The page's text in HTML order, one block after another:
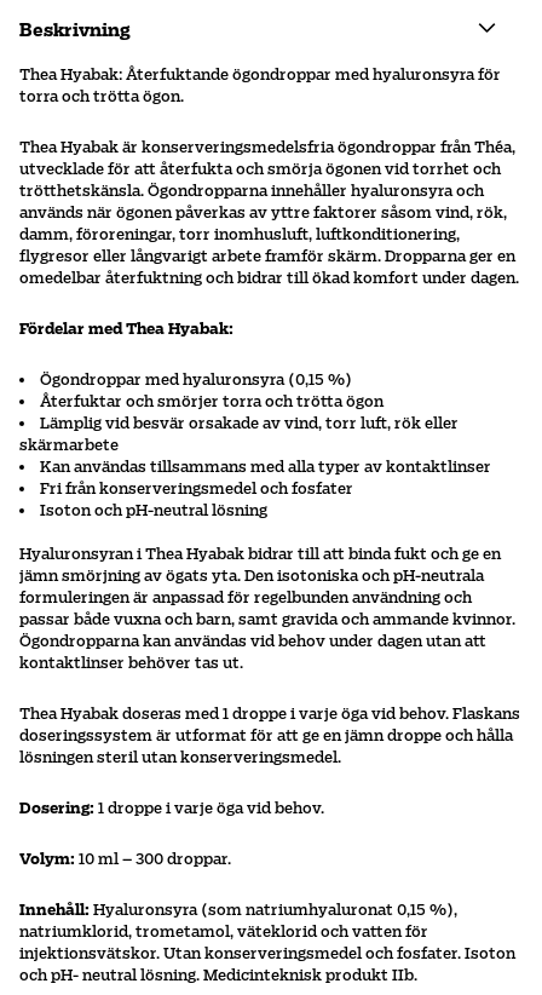
Beskrivning
Thea Hyabak: Återfuktande ögondroppar med hyaluronsyra för
torra och trötta ögon.
Thea Hyabak är konserveringsmedelsfria ögondroppar från Théa,
utvecklade för att återfukta och smörja ögonen vid torrhet och
trötthetskänsla. Ögondropparna innehåller hyaluronsyra och
används när ögonen påverkas av yttre faktorer såsom vind, rök,
damm, föroreningar, torr inomhusluft, luftkonditionering,
flygresor eller långvarigt arbete framför skärm. Dropparna ger en
omedelbar återfuktning och bidrar till ökad komfort under dagen.
Fördelar med Thea Hyabak:
Ögondroppar med hyaluronsyra (0,15 %)
Återfuktar och smörjer torra och trötta ögon
Lämplig vid besvär orsakade av vind, torr luft, rök eller
skärmarbete
Kan användas tillsammans med alla typer av kontaktlinser
Fri från konserveringsmedel och fosfater
Isoton och pH-neutral lösning
Hyaluronsyran i Thea Hyabak bidrar till att binda fukt och ge en
jämn smörjning av ögats yta. Den isotoniska och pH-neutrala
formuleringen är anpassad för regelbunden användning och
passar både vuxna och barn, samt gravida och ammande kvinnor.
Ögondropparna kan användas vid behov under dagen utan att
kontaktlinser behöver tas ut.
Thea Hyabak doseras med 1 droppe i varje öga vid behov. Flaskans
doseringssystem är utformat för att ge en jämn droppe och hålla
lösningen steril utan konserveringsmedel.
Dosering: 1 droppe i varje öga vid behov.
Volym: 10 ml – 300 droppar.
Innehåll: Hyaluronsyra (som natriumhyaluronat 0,15 %),
natriumklorid, trometamol, väteklorid och vatten för
injektionsvätskor. Utan konserveringsmedel och fosfater. Isoton
och pH- neutral lösning. Medicinteknisk produkt IIb.